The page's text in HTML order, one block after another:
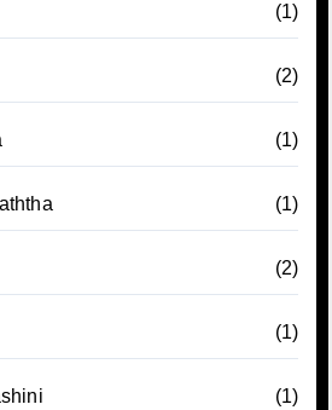
(1)
(2)
(1)
(1)
(2)
(1)
(1)